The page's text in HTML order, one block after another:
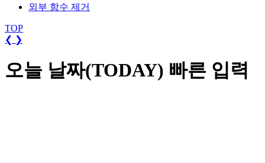
외부 함수 제거
TOP
❮ ❯
오늘 날짜(TODAY) 빠른 입력